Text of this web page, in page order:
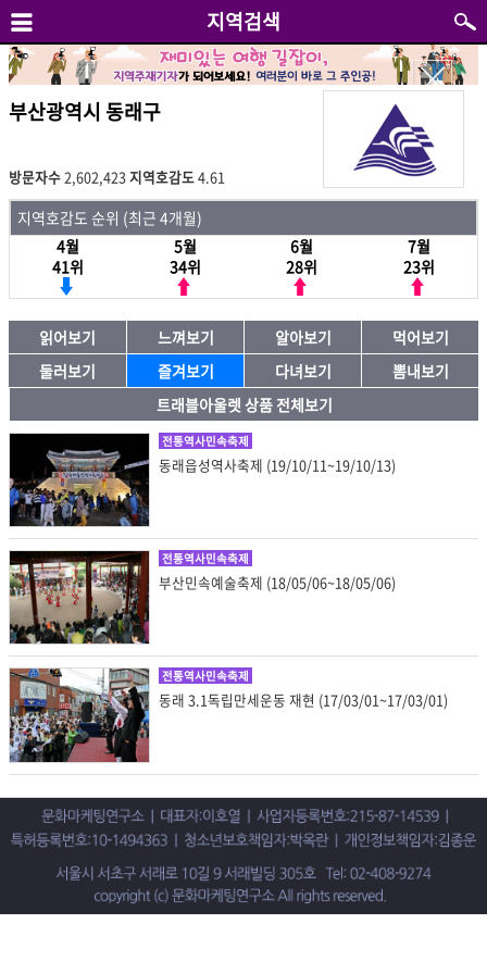
지역검색
부산광역시 동래구
방문자수2,602,423지역호감도4.61
지역호감도 순위 (최근 4개월)
4월
41위
5월
34위
6월
28위
7월
23위
읽어보기 느껴보기 알아보기
먹어보기
둘러보기
즐겨보기 다녀보기
뽐내보기
트래블아울렛 상품 전체보기
전통역사민속축제
동래읍성역사축제 (19/10/11~19/10/13)
전통역사민속축제
부산민속예술축제 (18/05/06~18/05/06)
전통역사민속축제
동래 3.1독립만세운동 재현 (17/03/01~17/03/01)